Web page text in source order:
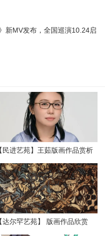
新MV发布，全国巡演10.24启
【民进艺苑】王茹版画作品赏析
【达尔罕艺苑】 版画作品欣赏